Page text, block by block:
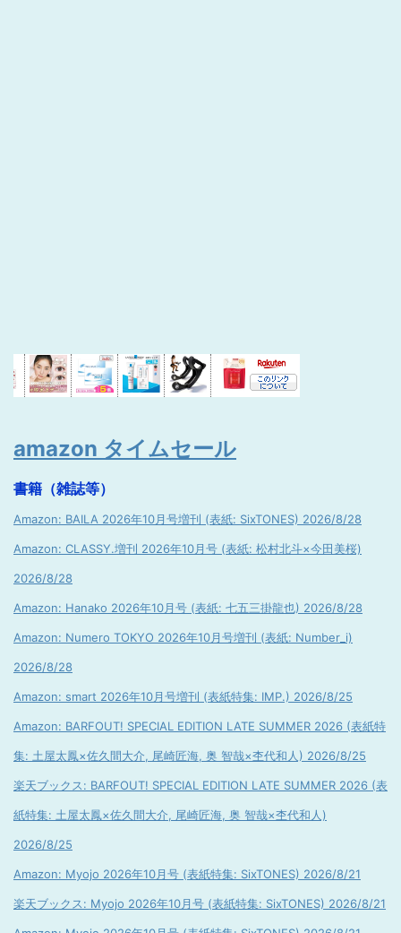
amazon タイムセール
書籍（雑誌等）
Amazon: BAILA 2026年10月号増刊 (表紙: SixTONES) 2026/8/28
Amazon: CLASSY.増刊 2026年10月号 (表紙: 松村北斗×今田美桜)
2026/8/28
Amazon: Hanako 2026年10月号 (表紙: 七五三掛龍也) 2026/8/28
Amazon: Numero TOKYO 2026年10月号増刊 (表紙: Number_i)
2026/8/28
Amazon: smart 2026年10月号増刊 (表紙特集: IMP.) 2026/8/25
Amazon: BARFOUT! SPECIAL EDITION LATE SUMMER 2026 (表紙特
集: 土屋太鳳×佐久間大介, 尾崎匠海, 奥 智哉×杢代和人) 2026/8/25
楽天ブックス: BARFOUT! SPECIAL EDITION LATE SUMMER 2026 (表
紙特集: 土屋太鳳×佐久間大介, 尾崎匠海, 奥 智哉×杢代和人)
2026/8/25
Amazon: Myojo 2026年10月号 (表紙特集: SixTONES) 2026/8/21
楽天ブックス: Myojo 2026年10月号 (表紙特集: SixTONES) 2026/8/21